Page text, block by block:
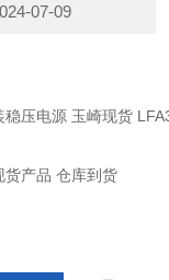
07-09
稳压电源 玉崎现货
货产品 仓库到货